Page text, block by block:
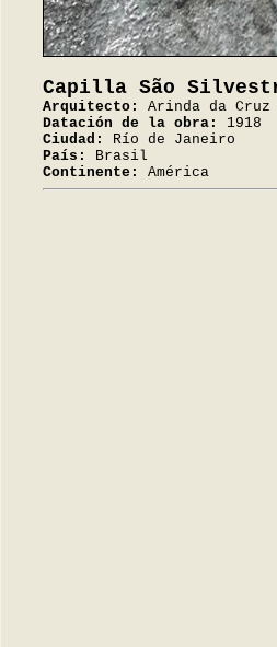
Capilla São
Arquitecto:
Arinda da Cruz
Datación de la obra:
1918
Ciudad:
Río de Janeiro
País:
Brasil
Continente:
América